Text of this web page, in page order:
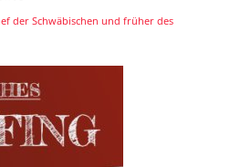
der Schwäbischen und früher des